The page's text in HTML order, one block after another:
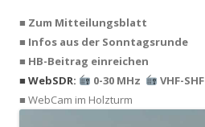
■ Zum Mitteilungsblatt
■ Infos aus der Sonntagsrunde
■ HB-Beitrag einreichen
■ WebSDR:
0-30 MHz
VHF-SHF
■ WebCam im Holzturm